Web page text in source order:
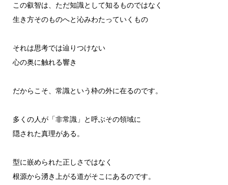
この叡智は、ただ知識として知るものではなく
生き方そのものへと沁みわたっていくもの
それは思考では辿りつけない
心の奥に触れる響き
だからこそ、常識という枠の外に在るのです。
多くの人が「非常識」と呼ぶその領域に
隠された真理がある。
型に嵌められた正しさではなく
根源から湧き上がる道がそこにあるのです。